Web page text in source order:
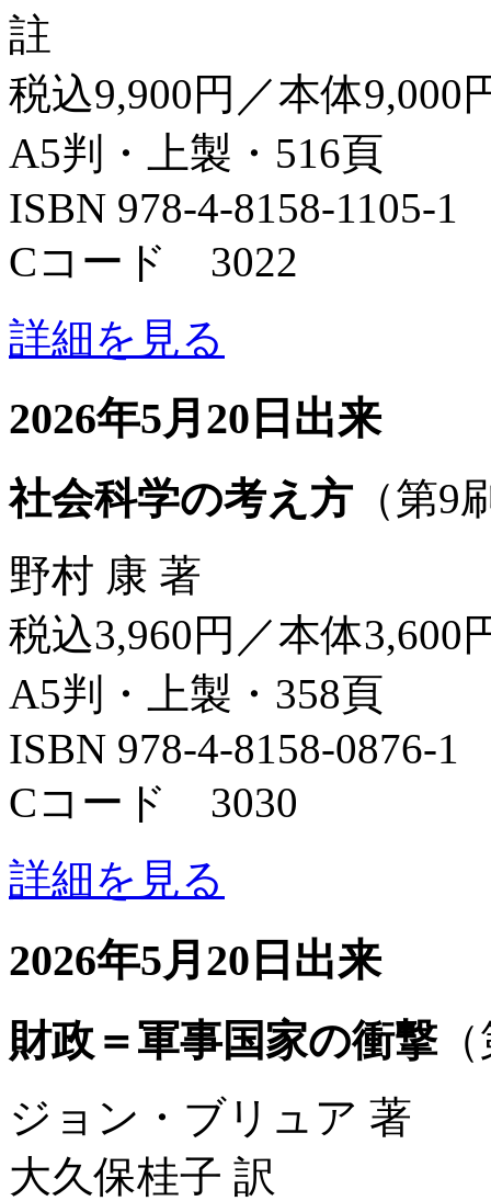
註
税込9,900円／本体9,000
A5判・上製・516頁
ISBN 978-4-8158-1105-1
Cコード 3022
詳細を見る
2026年5月20日出来
社会科学の考え方 （第9
野村 康 著
税込3,960円／本体3,600
A5判・上製・358頁
ISBN 978-4-8158-0876-1
Cコード 3030
詳細を見る
2026年5月20日出来
財政＝軍事国家の衝撃（
ジョン・ブリュア 著
大久保桂子 訳